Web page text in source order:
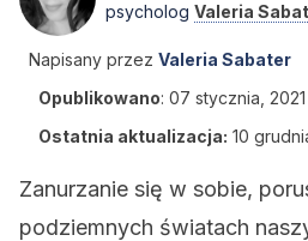
psycholog Valeria
Napisany przez Valeria Sabater
Opublikowano: 07 stycznia,
Ostatnia aktualizacja: 10
Zanurzanie się w sobie,
podziemnych światach